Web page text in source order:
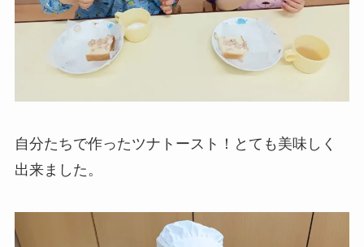
自分たちで作ったツナトースト！とても美味しく
出来ました。